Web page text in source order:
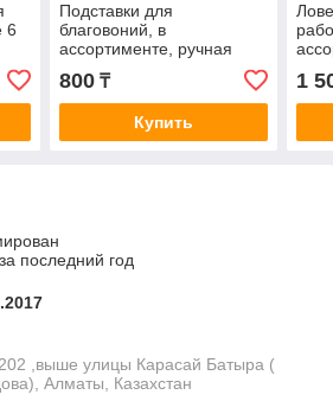
6
Подставки для
благовоний, в
ассортименте, ручная
работа
800₸
Купить
1
последний год
,выше улицы Карасай Батыра (
Алматы, Казахстан